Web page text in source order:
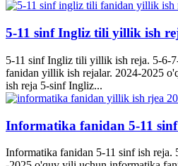
5-11 sinf Ingliz tili yillik ish
5-11 sinf Ingliz tili yillik ish reja. 5-6-
fanidan yillik ish rejalar. 2024-2025
ish reja 5-sinf Ingliz...
Informatika fanidan 5-11
Informatika fanidan 5-11 sinf ish reja.